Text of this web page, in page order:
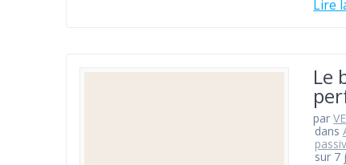
Lire
Le
parVE
dans
sur 7